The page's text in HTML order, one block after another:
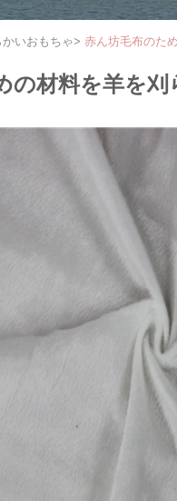
いおもちゃ> 赤ん坊毛布のた
の材料を羊を